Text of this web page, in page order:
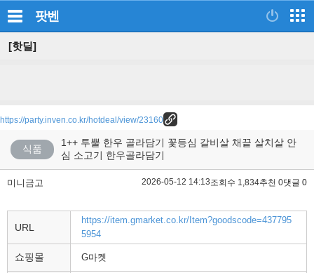
팟벤
[핫딜]
https://party.inven.co.kr/hotdeal/view/23160
식품
1++ 투뿔 한우 골라담기 꽃등심 갈비살 채끝 살치살 안
심 소고기 한우골라담기
미니금고 2026-05-12 14:13조회수 1,834추천 0댓글 0
URL
https://item.gmarket.co.kr/Item?goodscode=437795
5954
쇼핑몰 G마켓